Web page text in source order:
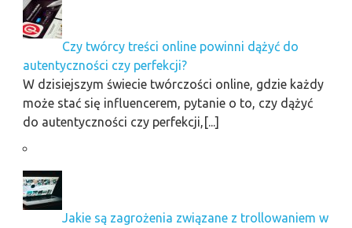
Czy twórcy treści online powinni dążyć do
autentyczności czy perfekcji?
W dzisiejszym świecie twórczości online, gdzie każdy
może stać się influencerem, pytanie o to, czy dążyć
do autentyczności czy perfekcji,[...]
Jakie są zagrożenia związane z trollowaniem w